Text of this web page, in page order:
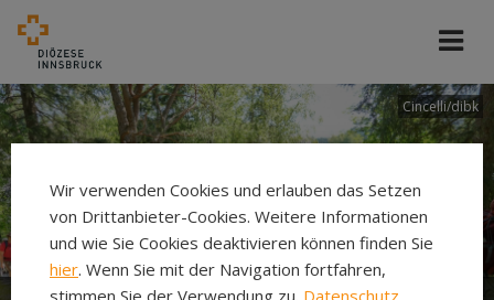
Cincelli/dibk
Wir verwenden Cookies und erlauben das Setzen
von Drittanbieter-Cookies. Weitere Informationen
und wie Sie Cookies deaktivieren können finden Sie
hier. Wenn Sie mit der Navigation fortfahren,
stimmen Sie der Verwendung zu. Datenschutz